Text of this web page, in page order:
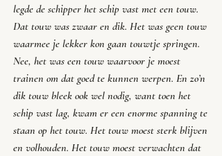
legde de schipper het schip vast met een touw.
Dat touw was zwaar en dik. Het was geen touw
waarmee je lekker kon gaan touwtje springen.
Nee, het was een touw waarvoor je moest
trainen om dat goed te kunnen werpen. En zo’n
dik touw bleek ook wel nodig, want toen het
schip vast lag, kwam er een enorme spanning te
staan op het touw. Het touw moest sterk blijven
en volhouden. Het touw moest verwachten dat